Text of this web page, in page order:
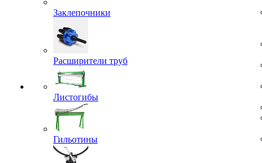
Заклепочники
Расширители труб
Листогибы
Гильотины